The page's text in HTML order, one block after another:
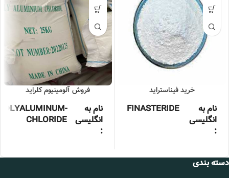
خرید فیناستراید
نام به
انگلیسی
:
FINASTERIDE
بسته بندی
فروش آلومینیوم کلراید
نام به
انگلیسی
:
CHLORIDE
شیمیایی :
YH2O]z
دسته بندی